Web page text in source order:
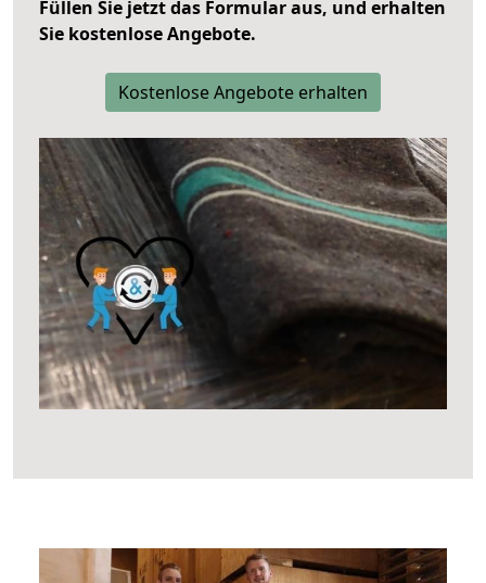
Füllen Sie jetzt das Formular aus, und erhalten
Sie kostenlose Angebote.
Kostenlose Angebote erhalten